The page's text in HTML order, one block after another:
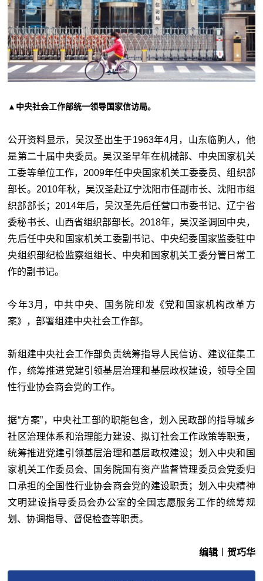
▲中央社会工作部统一领导国家信访局。
公开资料显示，吴汉圣出生于1963年4月，山东临朐人，他
是第二十届中央委员。吴汉圣早年在机械部、中央国家机关
工委等单位工作，2009年任中央国家机关工委委员、组织部
部长。2010年秋，吴汉圣赴辽宁沈阳市任副市长、沈阳市组
织部部长；2014年后，吴汉圣先后任营口市委书记、辽宁省
委秘书长、山西省组织部部长。2018年，吴汉圣调回中央，
先后任中央和国家机关工委副书记、中央纪委国家监委驻中
央组织部纪检监察组组长、中央和国家机关工委分管日常工
作的副书记。
今年3月，中共中央、国务院印发《党和国家机构改革方
案》，部署组建中央社会工作部。
新组建中央社会工作部负责统筹指导人民信访、建议征集工
作，统筹推进党建引领基层治理和基层政权建设，领导全国
性行业协会商会党的工作。
据“方案”，中央社工部的职能包含，划入民政部的指导城乡
社区治理体系和治理能力建设、拟订社会工作政策等职责，
统筹推进党建引领基层治理和基层政权建设；划入中央和国
家机关工作委员会、国务院国有资产监督管理委员会党委归
口承担的全国性行业协会商会党的建设职责；划入中央精神
文明建设指导委员会办公室的全国志愿服务工作的统筹规
划、协调指导、督促检查等职责。
编辑︱贺巧华